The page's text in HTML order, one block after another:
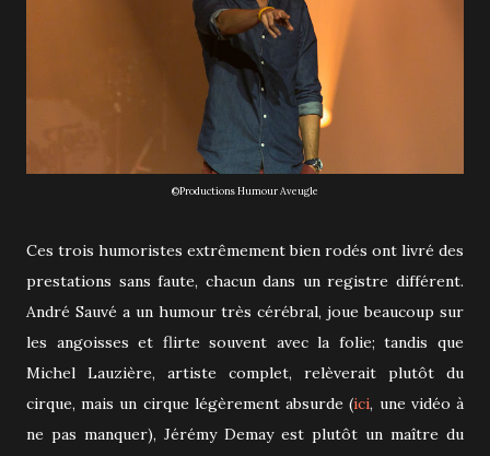
©Productions Humour Aveugle
Ces trois humoristes extrêmement bien rodés ont livré des
prestations sans faute, chacun dans un registre différent.
André Sauvé a un humour très cérébral, joue beaucoup sur
les angoisses et flirte souvent avec la folie; tandis que
Michel Lauzière, artiste complet, relèverait plutôt du
cirque, mais un cirque légèrement absurde (ici, une vidéo à
ne pas manquer), Jérémy Demay est plutôt un maître du